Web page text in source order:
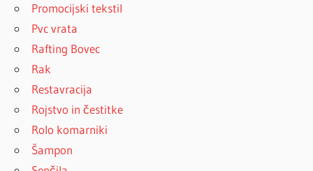
Promocijski tekstil
Pvc vrata
Rafting Bovec
Rak
Restavracija
Rojstvo in čestitke
Rolo komarniki
Šampon